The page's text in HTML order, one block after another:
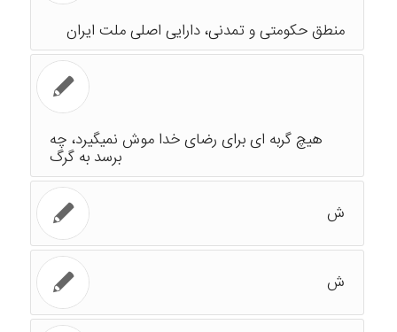
منطق حکومتی و تمدنی، دارایی اصلی ملت ایران
هیچ گربه ای برای رضای خدا موش نمیگیرد، چه
برسد به گرگ
ش
ش